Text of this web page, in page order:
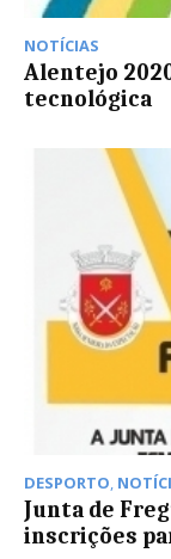
NOTÍCIAS
Alentejo
tecnológica
DESPORTO,
Junta de
inscrições